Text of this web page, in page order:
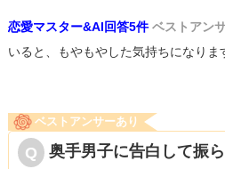
恋愛マスター&AI回答5件 ベストアン
いると、もやもやした気持ちになりま
ベストアンサーあり
奥手男子に告白して振